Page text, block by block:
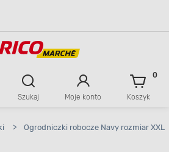
zawartości
Szukaj Moje konto Koszyk
0
> Ogrodniczki robocze Navy rozmiar XXL